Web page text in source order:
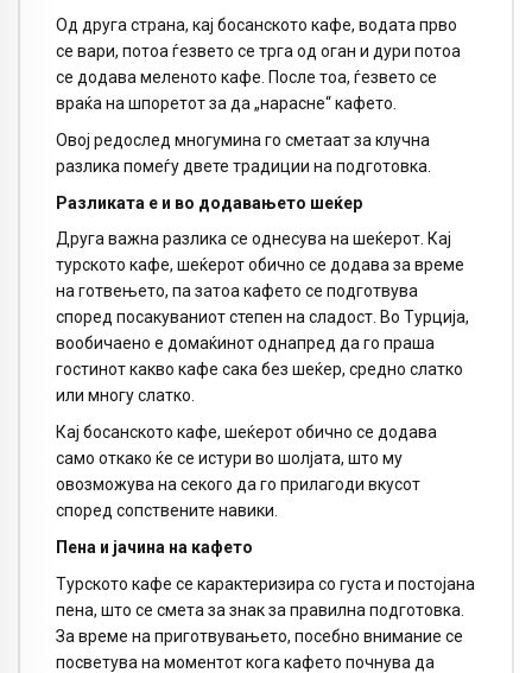
Од друга страна, кај босанското кафе, водата прво
се вари, потоа ѓезвето се трга од оган и дури потоа
се додава меленото кафе. После тоа, ѓезвето се
враќа на шпоретот за да „нарасне“ кафето.
Овој редослед многумина го сметаат за клучна
разлика помеѓу двете традиции на подготовка.
Разликата е и во додавањето шеќер
Друга важна разлика се однесува на шеќерот. Кај
турското кафе, шеќерот обично се додава за време
на готвењето, па затоа кафето се подготвува
според посакуваниот степен на сладост. Во Турција,
вообичаено е домаќинот однапред да го праша
гостинот какво кафе сака без шеќер, средно слатко
или многу слатко.
Кај босанското кафе, шеќерот обично се додава
само откако ќе се истури во шолјата, што му
овозможува на секого да го прилагоди вкусот
според сопствените навики.
Пена и јачина на кафето
Турското кафе се карактеризира со густа и постојана
пена, што се смета за знак за правилна подготовка.
За време на приготвувањето, посебно внимание се
посветува на моментот кога кафето почнува да